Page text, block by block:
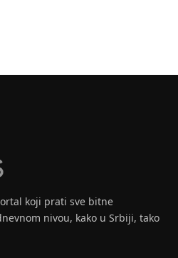
koji prati sve bitne
nivou, kako u Srbiji, tako